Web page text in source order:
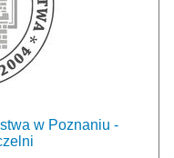
w Poznaniu -